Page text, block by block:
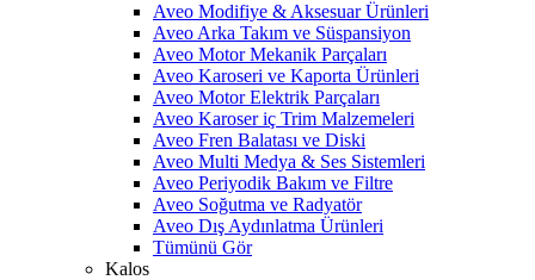
Aveo Modifiye & Aksesuar Ürünleri
Aveo Arka Takım ve Süspansiyon
Aveo Motor Mekanik Parçaları
Aveo Karoseri ve Kaporta Ürünleri
Aveo Motor Elektrik Parçaları
Aveo Karoser iç Trim Malzemeleri
Aveo Fren Balatası ve Diski
Aveo Multi Medya & Ses Sistemleri
Aveo Periyodik Bakım ve Filtre
Aveo Soğutma ve Radyatör
Aveo Dış Aydınlatma Ürünleri
Tümünü Gör
Kalos